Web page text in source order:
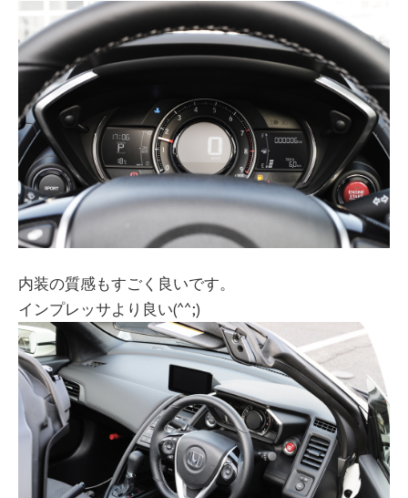
内装の質感もすごく良いです。
インプレッサより良い(^^;)